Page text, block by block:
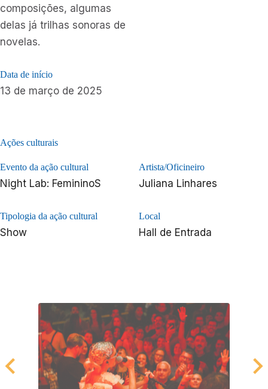
composições, algumas
delas já trilhas sonoras de
novelas.
Data de início
13 de março de 2025
Ações culturais
Evento da ação cultural
Night Lab: FemininoS
Tipologia da ação cultural
Show
Artista/Oficineiro
Juliana Linhares
Local
Hall de Entrada